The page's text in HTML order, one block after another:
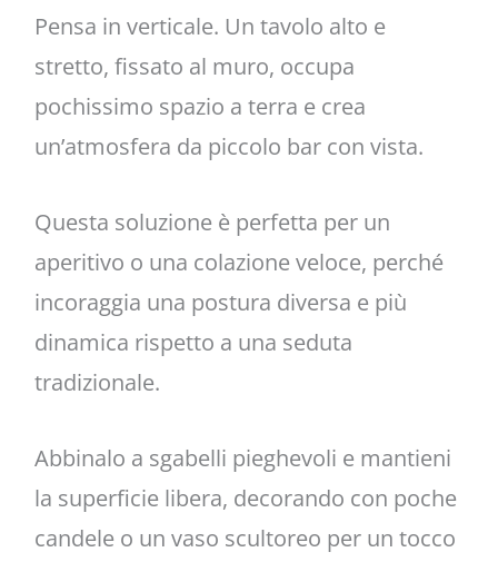
Pensa in verticale. Un tavolo alto e
stretto, fissato al muro, occupa
pochissimo spazio a terra e crea
un’atmosfera da piccolo bar con vista.
Questa soluzione è perfetta per un
aperitivo o una colazione veloce, perché
incoraggia una postura diversa e più
dinamica rispetto a una seduta
tradizionale.
Abbinalo a sgabelli pieghevoli e mantieni
la superficie libera, decorando con poche
candele o un vaso scultoreo per un tocco